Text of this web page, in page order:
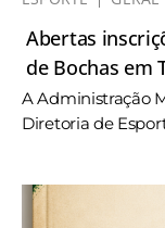
Abertas
de Bochas em
A Administração
Diretoria de